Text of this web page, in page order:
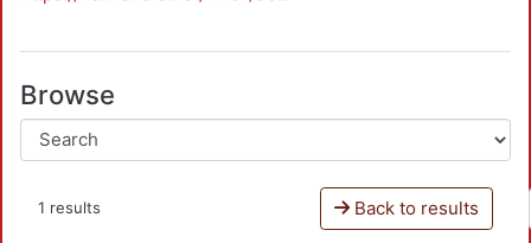
Browse
1 results Back to results